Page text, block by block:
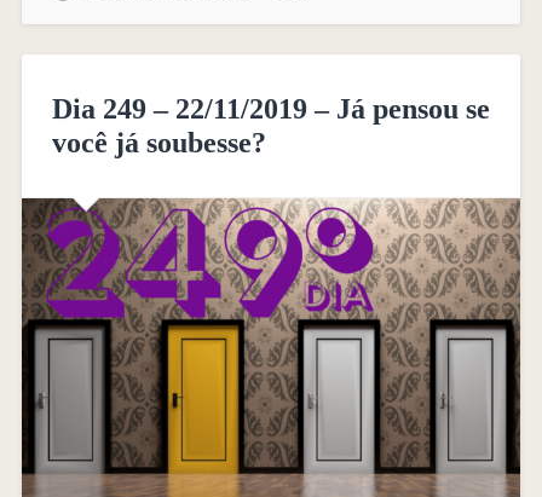
Dia 249 – 22/11/2019 – Já pensou se
você já soubesse?